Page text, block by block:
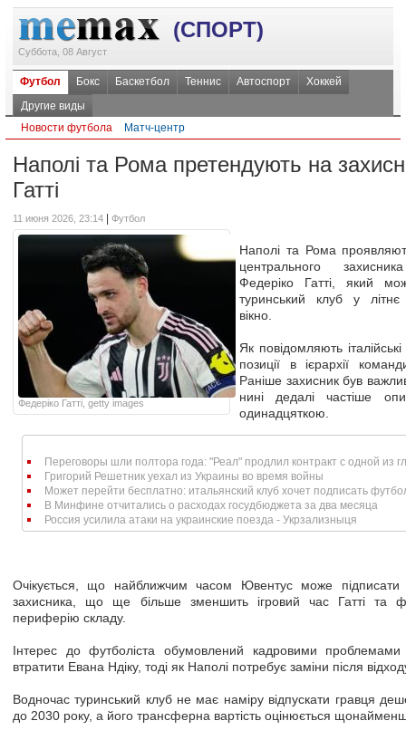
(СПОРТ)
Суббота, 08 Август
Футбол Бокс Баскетбол Теннис Автоспорт
Хоккей
Другие виды
Новости футбола
Матч-центр
Наполі та Рома претендують на
Гатті
11 июня 2026, 23:14 Футбол
Федеріко Гатті, getty images
Наполі та Рома
центрального
Федеріко Гатті, який
туринський клуб у
вікно.
Як повідомляють
позиції в ієрархії
Раніше захисник був
нині дедалі частіше
одинадцяткою.
Переговоры шли полтора года: "Реал" продлил контракт с одной из
Григорий Решетник уехал из Украины во время войны
Может перейти бесплатно: итальянский клуб хочет подписать
В Минфине отчитались о расходах госудбюджета за два месяца
Россия усилила атаки на украинские поезда - Укрзализныця
Очікується, що найближчим часом Ювентус може
захисника, що ще більше зменшить ігровий час Гатті та
периферію складу.
Інтерес до футболіста обумовлений кадровими
втратити Евана Ндіку, тоді як Наполі потребує заміни після
Водночас туринський клуб не має наміру відпускати гравця
до 2030 року, а його трансферна вартість оцінюється